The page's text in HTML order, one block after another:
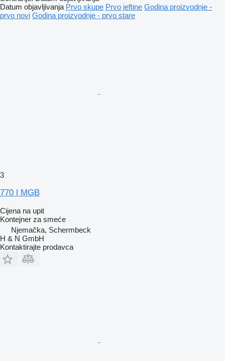
Datum objavljivanja Prvo skupe Prvo jeftine Godina proizvodnje -
prvo novi Godina proizvodnje - prvo stare
3
770 l MGB
Cijena na upit
Kontejner za smeće
Njemačka, Schermbeck
H & N GmbH
Kontaktirajte prodavca